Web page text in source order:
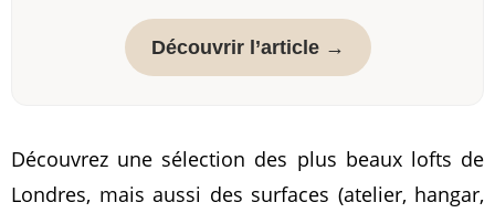
Découvrir l’article →
Découvrez une sélection des plus beaux lofts de
Londres, mais aussi des surfaces (atelier, hangar,